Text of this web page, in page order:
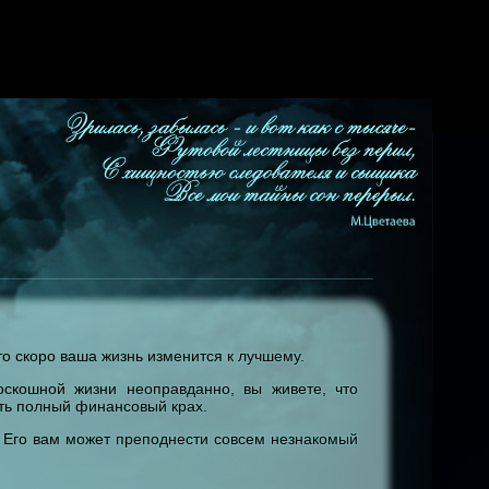
скоро ваша жизнь изменится к лучшему.
жизни неоправданно, вы живете, что
полный финансовый крах.
вам может преподнести совсем незнакомый